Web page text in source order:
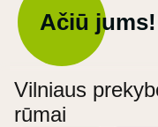
Ačiū jums!
Vilniaus
rūmai